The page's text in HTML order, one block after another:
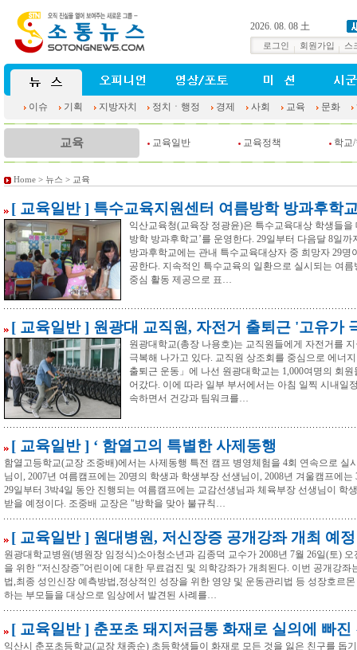
2026. 08. 08 土
로그인 회원가입 스
이슈 기획 지방자치 정치ㆍ행정 경제 사회 교육 문화
교육 교육일반 교육정책 학교
Home > 뉴스 > 교육
[ 교육일반 ] 특수교육지원센터 여름방학 방과후학교
익산교육청(교육장 정광윤)은 특수교육대상 학생들
방학 방과후학교’를 운영한다. 29일부터 다음달 8일
방과후학교에는 관내 특수교육대상자 중 희망자 29
공한다. 지속적인 특수교육의 일환으로 실시되는 여
중심 활동 제공으로 표…
[ 교육일반 ] 원광대 교직원, 자전거 출퇴근 '고유가
원광대학교(총장 나용호)는 교직원들에게 자전거를
극복해 나가고 있다. 교직원 상조회를 중심으로 에너
출퇴근 운동」에 나선 원광대학교는 1,000여명의 회
어갔다. 이에 따라 일부 부서에서는 아침 일찍 시내일
속하면서 건강과 팀워크를…
[ 교육일반 ] ‘ 함열고의 특별한 사제동행
함열고등학교(교장 조중배)에서는 사제동행 특전 캠프 병영체험을 4회 연속으로 실
님이, 2007년 여름캠프에는 20명의 학생과 학생부장 선생님이, 2008년 겨울캠프에
29일부터 3박4일 동안 진행되는 여름캠프에는 교감선생님과 체육부장 선생님이 학
받을 예정이다. 조중배 교장은 "방학을 맞아 불규칙…
[ 교육일반 ] 원대병원, 저신장증 공개강좌 개최 예정
원광대학교병원(병원장 임정식)소아청소년과 김종덕 교수가 2008년 7월 26일(토)
을 위한 “저신장증”어린이에 대한 무료검진 및 의학강좌가 개최된다. 이번 공개강
법,최종 성인신장 예측방법,정상적인 성장을 위한 영양 및 운동관리법 등 성장호르
하는 부모들을 대상으로 임상에서 발견된 사례를…
[ 교육일반 ] 춘포초 돼지저금통 화재로 실의에 빠진
익산시 춘포초등학교(교장 채종순) 초등학생들이 화재로 모든 것을 잃은 친구를 돕